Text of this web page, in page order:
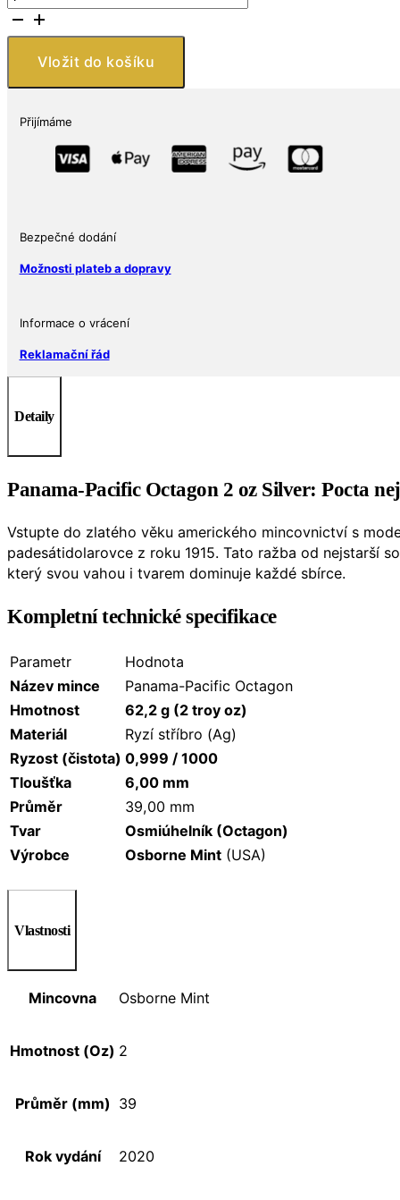
mince
Panama-
Pacific
oz
Octagon
množství
Vložit do košíku
Přijímáme
Bezpečné dodání
Možnosti plateb a dopravy
Informace o vrácení
Reklamační řád
Detaily
Panama-Pacific Octagon 2 oz Silver: Pocta
Vstupte do zlatého věku amerického mincovnictví s
padesátidolarovce z roku 1915. Tato ražba od nejstarší
který svou vahou i tvarem dominuje každé sbírce.
Kompletní technické specifikace
Parametr
Hodnota
Název mince
Panama-Pacific Octagon
Hmotnost
62,2 g (2 troy oz)
Materiál
Ryzí stříbro (Ag)
Ryzost (čistota) 0,999 / 1000
Tloušťka
6,00 mm
Průměr
39,00 mm
Tvar
Osmiúhelník (Octagon)
Výrobce
Osborne Mint (USA)
Vlastnosti
Mincovna Osborne Mint
Hmotnost (Oz) 2
Průměr (mm) 39
Rok vydání 2020